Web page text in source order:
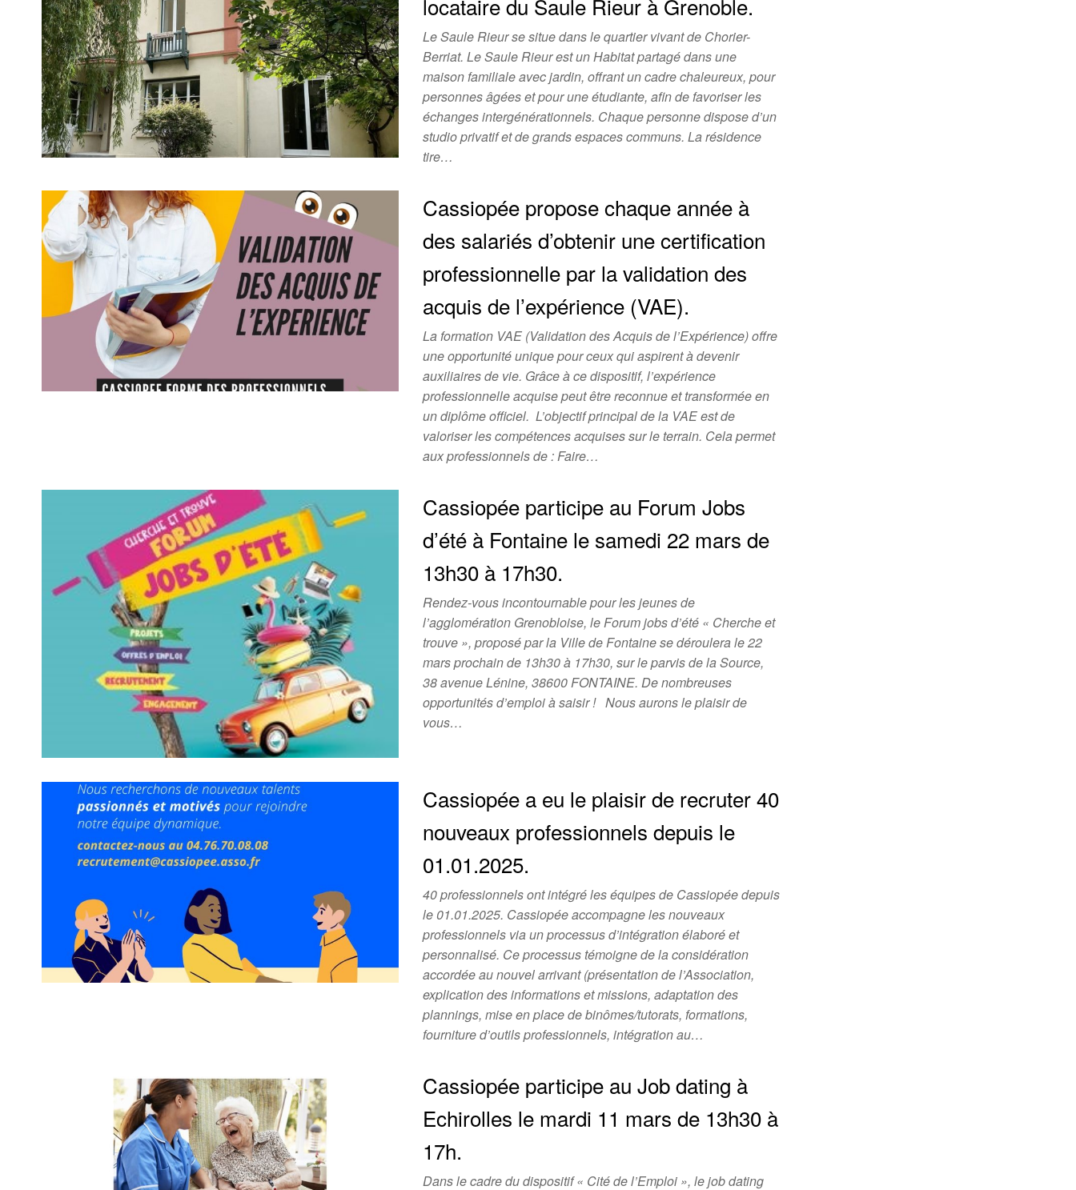
locataire du Saule Rieur à Grenoble.
Le Saule Rieur se situe dans le quartier vivant de Chorier-
Berriat. Le Saule Rieur est un Habitat partagé dans une
maison familiale avec jardin, offrant un cadre chaleureux, pour
personnes âgées et pour une étudiante, afin de favoriser les
échanges intergénérationnels. Chaque personne dispose d’un
studio privatif et de grands espaces communs. La résidence
tire…
Cassiopée propose chaque année à
des salariés d’obtenir une certification
professionnelle par la validation des
acquis de l’expérience (VAE).
La formation VAE (Validation des Acquis de l’Expérience) offre
une opportunité unique pour ceux qui aspirent à devenir
auxiliaires de vie. Grâce à ce dispositif, l’expérience
professionnelle acquise peut être reconnue et transformée en
un diplôme officiel. L’objectif principal de la VAE est de
valoriser les compétences acquises sur le terrain. Cela permet
aux professionnels de : Faire…
Cassiopée participe au Forum Jobs
d’été à Fontaine le samedi 22 mars de
13h30 à 17h30.
Rendez-vous incontournable pour les jeunes de
l’agglomération Grenobloise, le Forum jobs d’été « Cherche et
trouve », proposé par la Ville de Fontaine se déroulera le 22
mars prochain de 13h30 à 17h30, sur le parvis de la Source,
38 avenue Lénine, 38600 FONTAINE. De nombreuses
opportunités d’emploi à saisir ! Nous aurons le plaisir de
vous…
Cassiopée a eu le plaisir de recruter 40
nouveaux professionnels depuis le
01.01.2025.
40 professionnels ont intégré les équipes de Cassiopée depuis
le 01.01.2025. Cassiopée accompagne les nouveaux
professionnels via un processus d’intégration élaboré et
personnalisé. Ce processus témoigne de la considération
accordée au nouvel arrivant (présentation de l’Association,
explication des informations et missions, adaptation des
plannings, mise en place de binômes/tutorats, formations,
fourniture d’outils professionnels, intégration au…
Cassiopée participe au Job dating à
Echirolles le mardi 11 mars de 13h30 à
17h.
Dans le cadre du dispositif « Cité de l’Emploi », le job dating